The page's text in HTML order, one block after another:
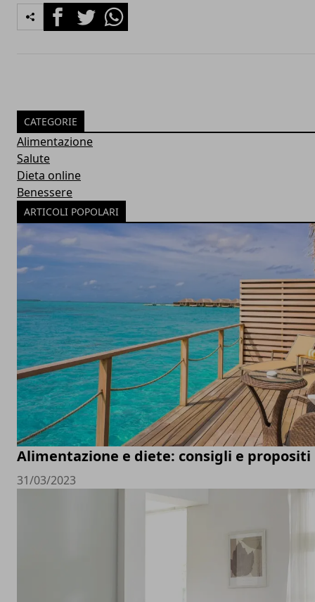
FacebookTwitterWhatsapp
CATEGORIE
Alimentazione
Salute
Dieta online
Benessere
ARTICOLI POPOLARI
Alimentazione e diete: consigli e propositi
31/03/2023